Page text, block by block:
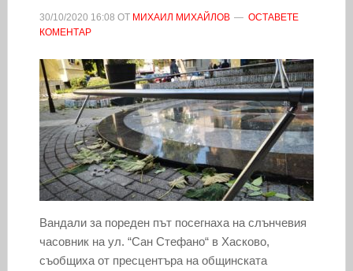
30/10/2020 16:08 ОТ МИХАИЛ МИХАЙЛОВ
ОСТАВЕТЕ
КОМЕНТАР
Вандали за пореден път посегнаха на слънчевия
часовник на ул. “Сан Стефано“ в Хасково,
съобщиха от пресцентъра на общинската